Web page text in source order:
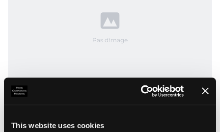
This website uses cookies
Pas d'image
750 000€